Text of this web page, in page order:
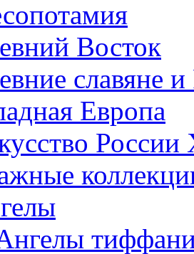
Восток
славяне и
Европа